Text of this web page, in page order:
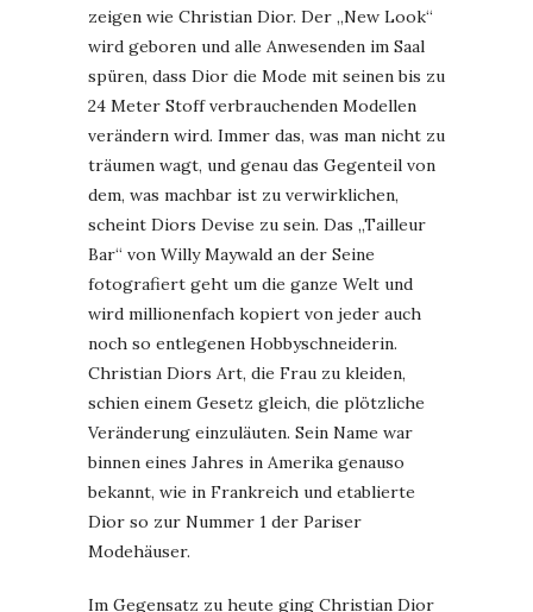
zeigen wie Christian Dior. Der „New Look“
wird geboren und alle Anwesenden im Saal
spüren, dass Dior die Mode mit seinen bis zu
24 Meter Stoff verbrauchenden Modellen
verändern wird. Immer das, was man nicht zu
träumen wagt, und genau das Gegenteil von
dem, was machbar ist zu verwirklichen,
scheint Diors Devise zu sein. Das „Tailleur
Bar“ von Willy Maywald an der Seine
fotografiert geht um die ganze Welt und
wird millionenfach kopiert von jeder auch
noch so entlegenen Hobbyschneiderin.
Christian Diors Art, die Frau zu kleiden,
schien einem Gesetz gleich, die plötzliche
Veränderung einzuläuten. Sein Name war
binnen eines Jahres in Amerika genauso
bekannt, wie in Frankreich und etablierte
Dior so zur Nummer 1 der Pariser
Modehäuser.
Im Gegensatz zu heute ging Christian Dior